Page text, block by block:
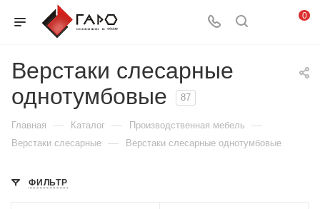
0
Верстаки слесарные
однотумбовые
87
Главная — Каталог — Производственная мебель —
Верстаки слесарные — Верстаки слесарные однотумбовые
ФИЛЬТР